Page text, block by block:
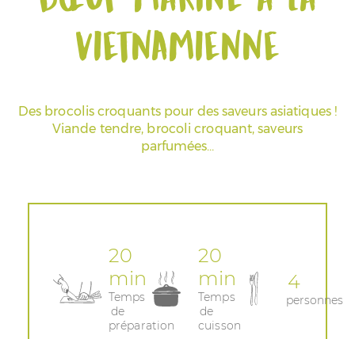
Espace Pros & Presse
vietnamienne
Des brocolis croquants pour des saveurs asiatiques !
Viande tendre, brocoli croquant, saveurs
parfumées…
20
min
Temps
de
préparation
20
min
Temps
de
cuisson
4
personnes